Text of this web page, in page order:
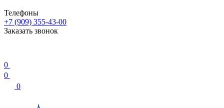
Телефоны
+7 (909) 355-43-00
Заказать звонок
0
0
0